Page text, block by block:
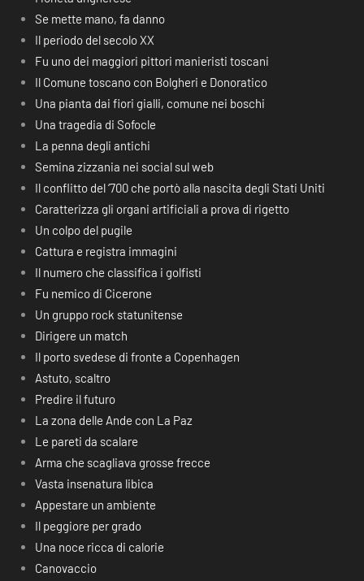
Se mette mano, fa danno
Il periodo del secolo XX
Fu uno dei maggiori pittori manieristi toscani
Il Comune toscano con Bolgheri e Donoratico
Una pianta dai fiori gialli, comune nei boschi
Una tragedia di Sofocle
La penna degli antichi
Semina zizzania nei social sul web
Il conflitto del ‘700 che portò alla nascita degli Stati Uniti
Caratterizza gli organi artificiali a prova di rigetto
Un colpo del pugile
Cattura e registra immagini
Il numero che classifica i golfisti
Fu nemico di Cicerone
Un gruppo rock statunitense
Dirigere un match
Il porto svedese di fronte a Copenhagen
Astuto, scaltro
Predire il futuro
La zona delle Ande con La Paz
Le pareti da scalare
Arma che scagliava grosse frecce
Vasta insenatura libica
Appestare un ambiente
Il peggiore per grado
Una noce ricca di calorie
Canovaccio